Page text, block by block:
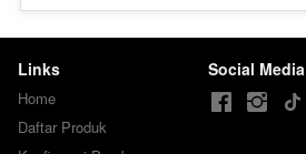
Links
Home
Daftar Produk
Social Media